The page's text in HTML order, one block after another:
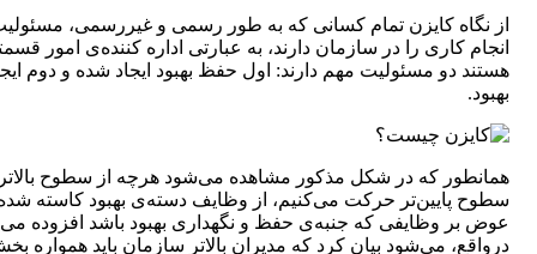
از نگاه کایزن تمام کسانی که به طور رسمی و غیررسمی،
انجام کاری را در سازمان دارند، به عبارتی اداره کننده‌ی امور
هستند دو مسئولیت مهم دارند: اول حفظ بهبود ایجاد شده و دوم
بهبود.
همانطور که در شکل مذکور مشاهده می‌شود هرچه از سطوح
سطوح پایین‌تر حرکت می‌کنیم، از وظایف دسته‌ی بهبود کاسته
عوض بر وظایفی که جنبه‌ی حفظ و نگهداری بهبود باشد افزوده
درواقع، می‌شود بیان کرد که مدیران بالاتر سازمان باید همواره